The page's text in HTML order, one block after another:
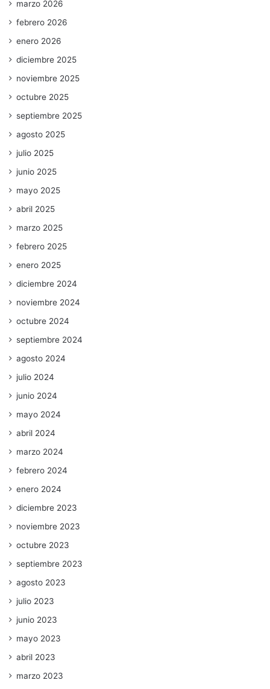
marzo 2026
febrero 2026
enero 2026
diciembre 2025
noviembre 2025
octubre 2025
septiembre 2025
agosto 2025
julio 2025
junio 2025
mayo 2025
abril 2025
marzo 2025
febrero 2025
enero 2025
diciembre 2024
noviembre 2024
octubre 2024
septiembre 2024
agosto 2024
julio 2024
junio 2024
mayo 2024
abril 2024
marzo 2024
febrero 2024
enero 2024
diciembre 2023
noviembre 2023
octubre 2023
septiembre 2023
agosto 2023
julio 2023
junio 2023
mayo 2023
abril 2023
marzo 2023